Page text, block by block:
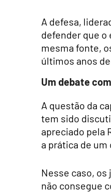
A defesa,
defender que o
mesma fonte,
últimos anos
Um debate
A questão da
tem sido
apreciado pela
a prática de
Nesse caso, os
não consegue